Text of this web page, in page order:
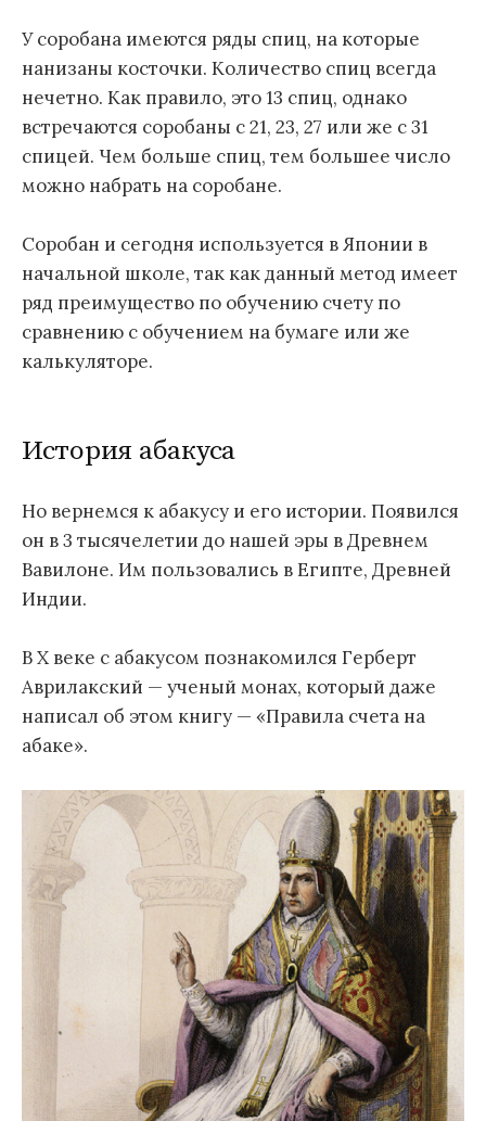
У соробана имеются ряды спиц, на которые
нанизаны косточки. Количество спиц всегда
нечетно. Как правило, это 13 спиц, однако
встречаются соробаны с 21, 23, 27 или же с 31
спицей. Чем больше спиц, тем большее число
можно набрать на соробане.
Соробан и сегодня используется в Японии в
начальной школе, так как данный метод имеет
ряд преимущество по обучению счету по
сравнению с обучением на бумаге или же
калькуляторе.
История абакуса
Но вернемся к абакусу и его истории. Появился
он в 3 тысячелетии до нашей эры в Древнем
Вавилоне. Им пользовались в Египте, Древней
Индии.
В Х веке с абакусом познакомился Герберт
Аврилакский — ученый монах, который даже
написал об этом книгу — «Правила счета на
абаке».